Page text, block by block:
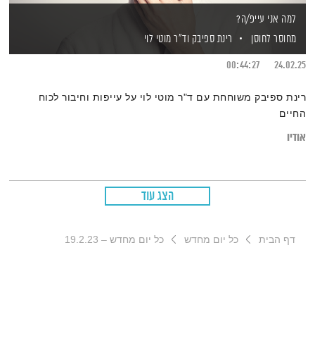
למה אני עייפ/ה?
מחוסר לחוסן
רינת ספיבק וד"ר מוטי לוי
24.02.25
00:44:27
רינת ספיבק משוחחת עם ד"ר מוטי לוי על עייפות וחיבור לכוח
החיים
אודיו
הצג עוד
דף הבית כל יום מחדש כל יום מחדש – 19.2.23